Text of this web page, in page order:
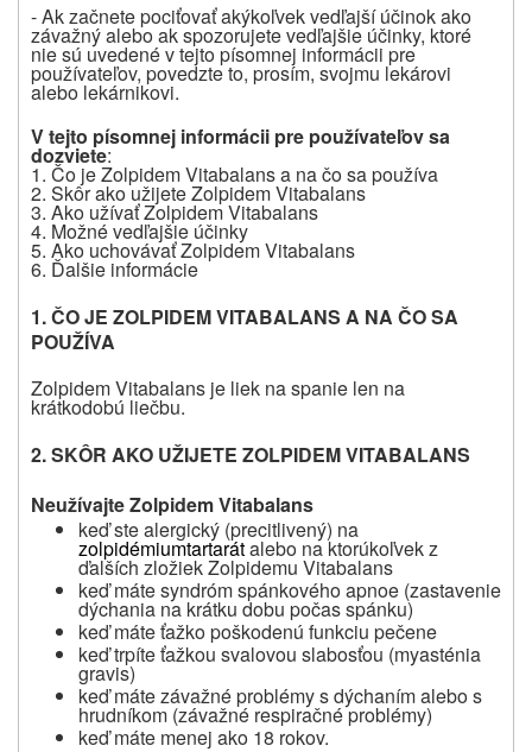
- Ak začnete pociťovať akýkoľvek vedľajší účinok ako
závažný alebo ak spozorujete vedľajšie účinky, ktoré
nie sú uvedené v tejto písomnej informácii pre
používateľov, povedzte to, prosím, svojmu lekárovi
alebo lekárnikovi.
V tejto písomnej informácii pre používateľov sa
dozviete:
1. Čo je Zolpidem Vitabalans a na čo sa používa
2. Skôr ako užijete Zolpidem Vitabalans
3. Ako užívať Zolpidem Vitabalans
4. Možné vedľajšie účinky
5. Ako uchovávať Zolpidem Vitabalans
6. Ďalšie informácie
1. ČO JE ZOLPIDEM VITABALANS A NA ČO SA
POUŽÍVA
Zolpidem Vitabalans je liek na spanie len na
krátkodobú liečbu.
2. SKÔR AKO UŽIJETE ZOLPIDEM VITABALANS
Neužívajte Zolpidem Vitabalans
keď ste alergický (precitlivený) na
zolpidémiumtartarátalebo na ktorúkoľvek z
ďalších zložiek Zolpidemu Vitabalans
keď máte syndróm spánkového apnoe (zastavenie
dýchania na krátku dobu počas spánku)
keď máte ťažko poškodenú funkciu pečene
keď trpíte ťažkou svalovou slabosťou (myasténia
gravis)
keď máte závažné problémy s dýchaním alebo s
hrudníkom (závažné respiračné problémy)
keď máte menej ako 18 rokov.